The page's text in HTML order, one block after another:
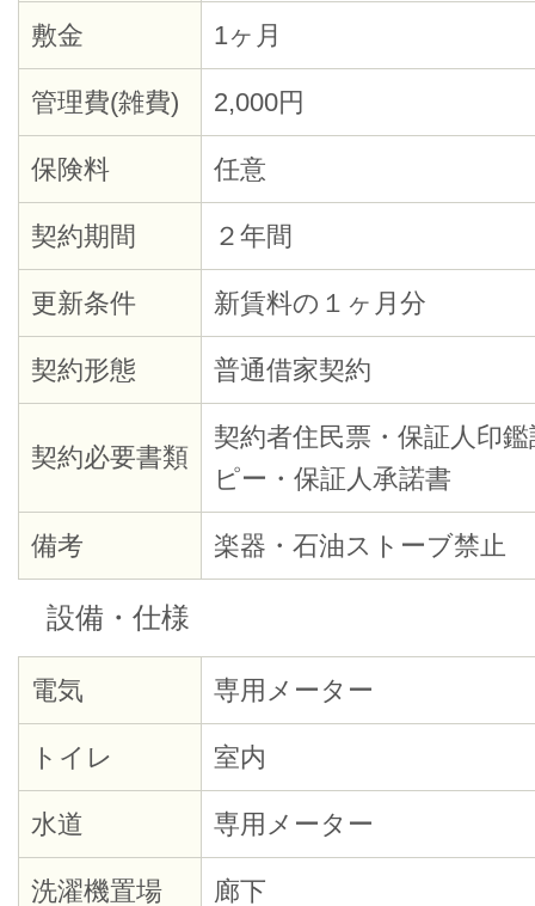
敷金 1ヶ月
管理費(雑費) 2,000円
保険料 任意
契約期間 ２年間
更新条件 新賃料の１ヶ月分
契約形態 普通借家契約
契約必要書類
契約者住民票・保証人印
ピー・保証人承諾書
備考 楽器・石油ストーブ禁止
設備・仕様
電気 専用メーター
トイレ 室内
水道 専用メーター
洗濯機置場 廊下